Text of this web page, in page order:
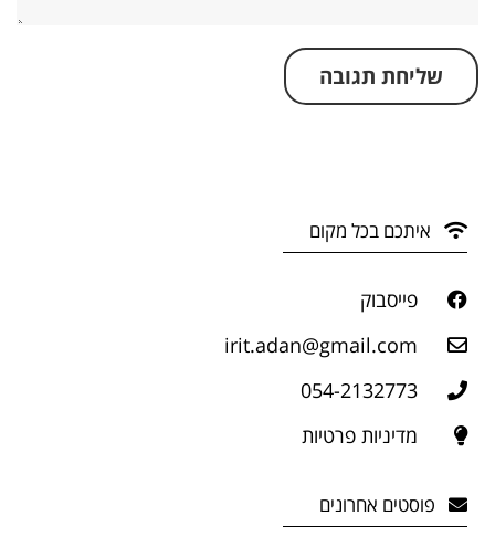
איתכם בכל מקום
פייסבוק
irit.adan@gmail.com
054-2132773
מדיניות פרטיות
פוסטים אחרונים